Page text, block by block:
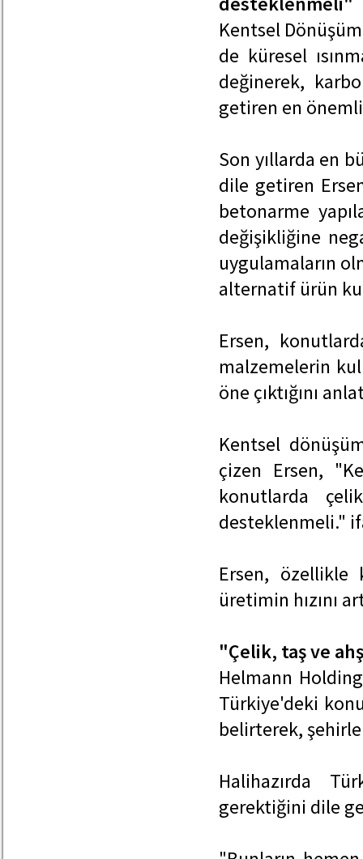
Kentsel
de küresel
değinerek,
getiren en
Son yıllarda en
dile getiren
betonarme
değişikliğine
uygulamaların
alternatif ürün
Ersen,
malzemelerin
öne çıktığını
Kentsel
çizen Ersen,
konutlarda
desteklenmeli."
Ersen, özellikle
üretimin hızını
"Çelik, taş ve
Helmann
Türkiye'deki
belirterek,
Halihazırda
gerektiğini dile